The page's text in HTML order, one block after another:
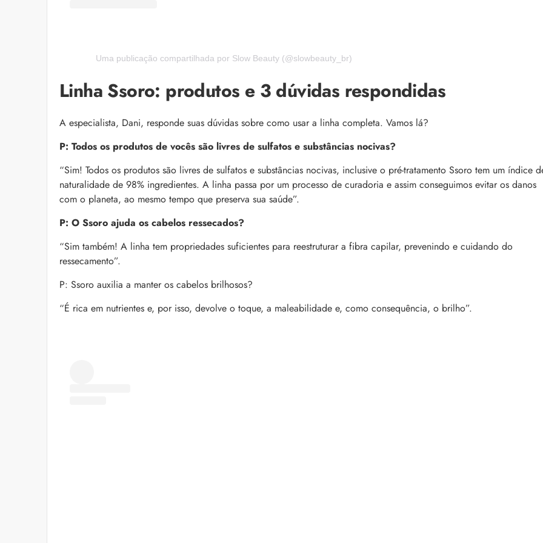
Uma publicação compartilhada por Slow Beauty (@slowbeauty_br)
Linha Ssoro: produtos e 3 dúvidas respondidas
A especialista, Dani, responde suas dúvidas sobre como usar a linha completa. Vamos lá?
P: Todos os produtos de vocês são livres de sulfatos e substâncias nocivas?
“Sim! Todos os produtos são livres de sulfatos e substâncias nocivas, inclusive o pré-tratamento Ssoro tem um índice
naturalidade de 98% ingredientes. A linha passa por um processo de curadoria e assim conseguimos evitar os danos
com o planeta, ao mesmo tempo que preserva sua saúde”.
P: O Ssoro ajuda os cabelos ressecados?
“Sim também! A linha tem propriedades suficientes para reestruturar a fibra capilar, prevenindo e cuidando do
ressecamento”.
P: Ssoro auxilia a manter os cabelos brilhosos?
“É rica em nutrientes e, por isso, devolve o toque, a maleabilidade e, como consequência, o brilho”.